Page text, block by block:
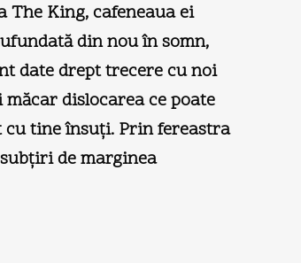
The King, cafeneaua ei
din nou în somn,
date drept trecere cu noi
dislocarea ce poate
cu tine însuţi. Prin fereastra
de marginea